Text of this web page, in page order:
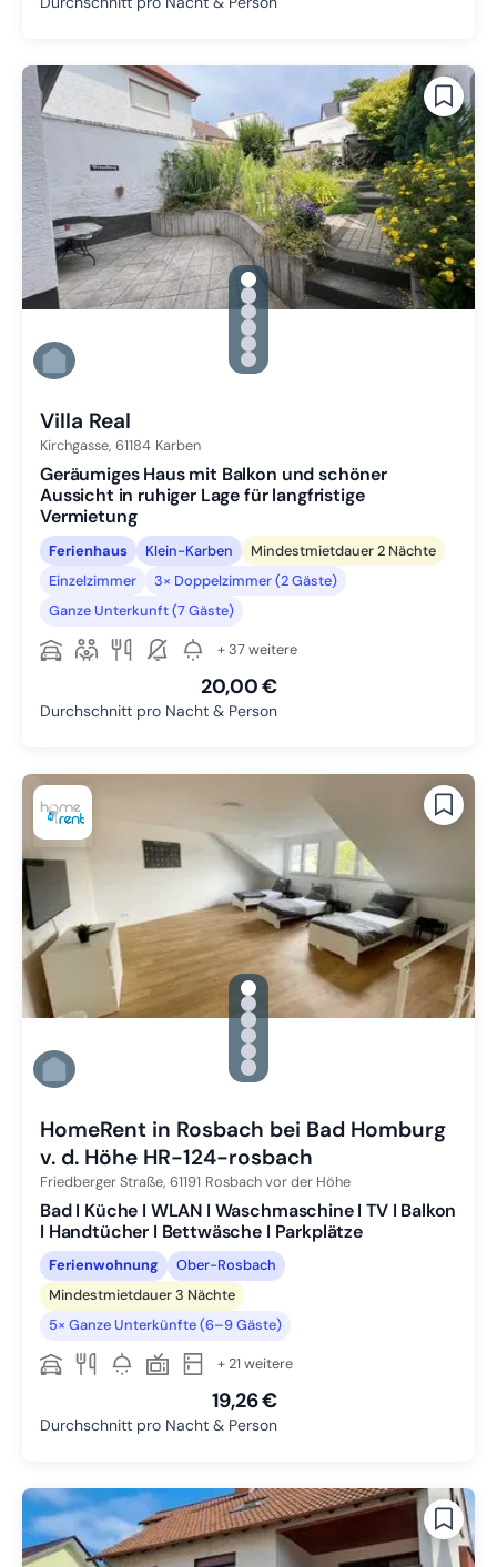
gallery.slide_selector
Zu Slide 1 wechseln
Zu Slide 2 wechseln
Zu Slide 3 wechseln
Zu Slide 4 wechseln
Zu Slide 5 wechseln
Zu Slide 6 wechseln
Villa Real
Kirchgasse, 61184 Karben
Geräumiges Haus mit Balkon und schöner
Aussicht in ruhiger Lage für langfristige
Vermietung
Ferienhaus Klein-Karben
Mindestmietdauer 2 Nächte
Einzelzimmer
3× Doppelzimmer (2 Gäste)
Ganze Unterkunft (7 Gäste)
+ 37 weitere
20,00 €
Durchschnitt pro Nacht & Person
gallery.slide_selector
Zu Slide 1 wechseln
Zu Slide 2 wechseln
Zu Slide 3 wechseln
Zu Slide 4 wechseln
Zu Slide 5 wechseln
Zu Slide 6 wechseln
HomeRent in Rosbach bei Bad Homburg
v. d. Höhe HR-124-rosbach
Friedberger Straße, 61191 Rosbach vor der Höhe
Bad I Küche I WLAN I Waschmaschine I TV I Balkon
I Handtücher I Bettwäsche I Parkplätze
Ferienwohnung
Ober-Rosbach
Mindestmietdauer 3 Nächte
5× Ganze Unterkünfte (6–9 Gäste)
+ 21 weitere
19,26 €
Durchschnitt pro Nacht & Person